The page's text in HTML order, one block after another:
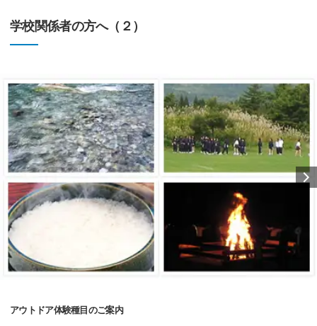
学校関係者の方へ（２）
アウトドア体験種目のご案内